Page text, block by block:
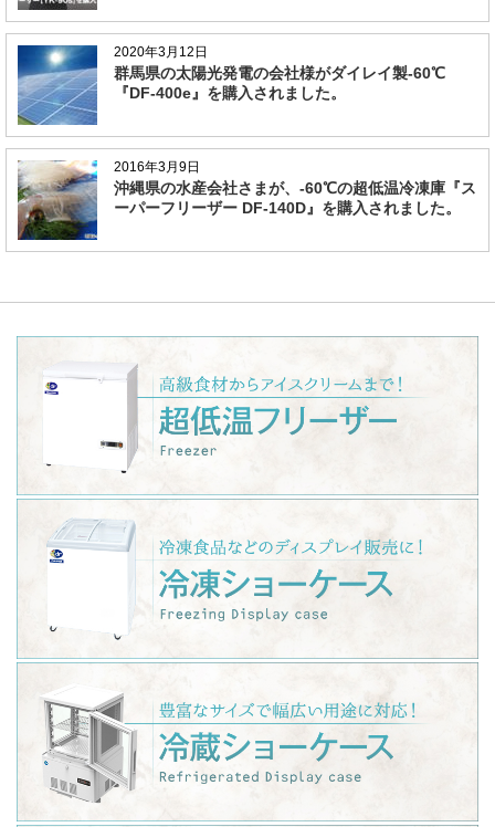
2020年3月12日
群馬県の太陽光発電の会社様がダイレイ製-60℃
『DF-400e』を購入されました。
2016年3月9日
沖縄県の水産会社さまが、-60℃の超低温冷凍庫『ス
ーパーフリーザー DF-140D』を購入されました。